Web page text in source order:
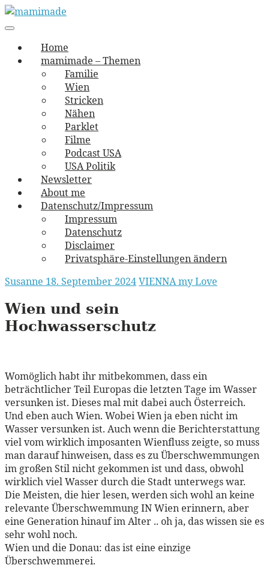
Skip
to
mamimade
vernäht und zugetextet
navigation
Menu
Home
mamimade – Themen
Familie
Wien
Stricken
Nähen
Parklet
Filme
Podcast USA
USA Politik
Newsletter
About me
Datenschutz/Impressum
Impressum
Datenschutz
Disclaimer
Privatsphäre-Einstellungen ändern
Susanne 18. September 2024VIENNA my Love
Wien und sein
Hochwasserschutz
Womöglich habt ihr mitbekommen, dass ein
beträchtlicher Teil Europas die letzten Tage im Wasser
versunken ist. Dieses mal mit dabei auch Österreich.
Und eben auch Wien. Wobei Wien ja eben nicht im
Wasser versunken ist. Auch wenn die Berichterstattung
viel vom wirklich imposanten Wienfluss zeigte, so muss
man darauf hinweisen, dass es zu Überschwemmungen
im großen Stil nicht gekommen ist und dass, obwohl
wirklich viel Wasser durch die Stadt unterwegs war.
Die Meisten, die hier lesen, werden sich wohl an keine
relevante Überschwemmung IN Wien erinnern, aber
eine Generation hinauf im Alter .. oh ja, das wissen sie es
sehr wohl noch.
Wien und die Donau: das ist eine einzige
Überschwemmerei.